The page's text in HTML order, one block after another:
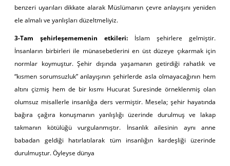
benzeri uyarıları dikkate alarak Müslümanın çevre anlayışını yeniden
ele almalı ve yanlışları düzeltmeliyiz.
3-Tam şehirleşememenin etkileri: İslam şehirlere gelmiştir.
İnsanların birbirleri ile münasebetlerini en üst düzeye çıkarmak için
normlar koymuştur. Şehir dışında yaşamanın getirdiği rahatlık ve
“kısmen sorumsuzluk” anlayışının şehirlerde asla olmayacağının hem
altını çizmiş hem de bir kısmı Hucurat Suresinde örneklenmiş olan
olumsuz misallerle insanlığa ders vermiştir. Mesela; şehir hayatında
bağıra çağıra konuşmanın yanlışlığı üzerinde durulmuş ve lakap
takmanın kötülüğü vurgulanmıştır. İnsanlık ailesinin aynı anne
babadan geldiği hatırlatılarak tüm insanlığın kardeşliği üzerinde
durulmuştur. Öyleyse dünya